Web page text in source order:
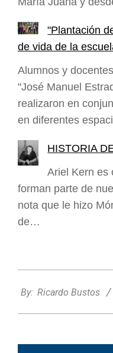
"Plantación
de vida de la
Alumnos y
"José Manuel
realizaron en
en diferentes
HISTORIA
Ariel Kern es
forman parte de
nota que le hizo
de…
11-
By: Ricardo Bustos